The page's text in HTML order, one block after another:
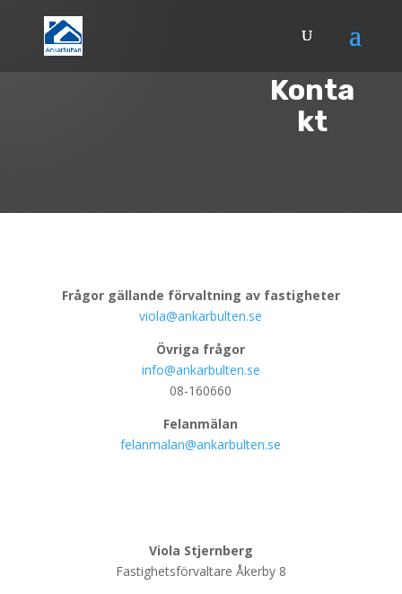
Konta
kt
Frågor gällande förvaltning av fastigheter
viola@ankarbulten.se
Övriga frågor
info@ankarbulten.se
08-160660
Felanmälan
felanmalan@ankarbulten.se
Viola Stjernberg
Fastighetsförvaltare Åkerby 8